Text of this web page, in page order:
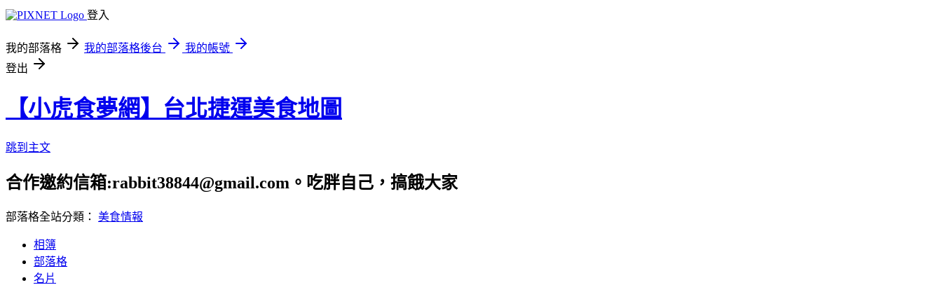
登入
我的部落格 我的部落格後台
我的帳號
登出
【小虎食夢網】台北捷運美食地圖
跳到主文
合作邀約信箱:rabbit38844@gmail.com。吃胖自己，搞餓大家
部落格全站分類： 美食情報
相簿
部落格
名片